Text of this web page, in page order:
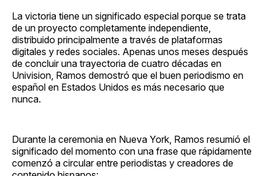
La victoria tiene un significado especial porque se trata
de un proyecto completamente independiente,
distribuido principalmente a través de plataformas
digitales y redes sociales. Apenas unos meses después
de concluir una trayectoria de cuatro décadas en
Univision, Ramos demostró que el buen periodismo en
español en Estados Unidos es más necesario que
nunca.
Durante la ceremonia en Nueva York, Ramos resumió el
significado del momento con una frase que rápidamente
comenzó a circular entre periodistas y creadores de